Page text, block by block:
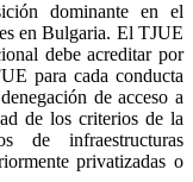
dominante en el
en Bulgaria. El TJUE
debe acreditar por
para cada conducta
de acceso a
de los criterios de la
de infraestructuras
privatizadas o